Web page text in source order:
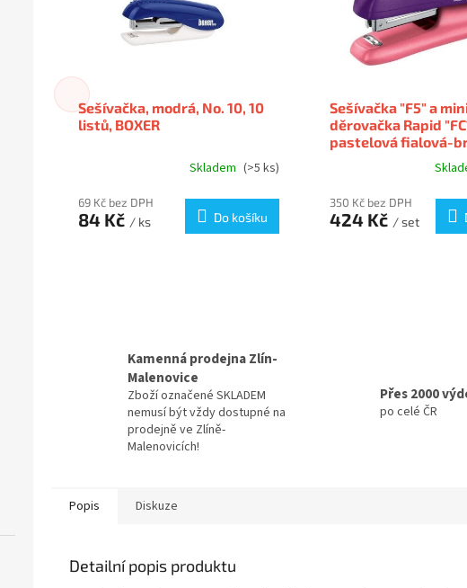
Sešívačka, modrá, No. 10, 10
listů, BOXER
Skladem (>5 ks)
69 Kč bez DPH
84 Kč / ks Do košíku
Sešívačka "F5" a
děrovačka Rapid
pastelová fialová-
350 Kč bez DPH
424 Kč / set
Kamenná prodejna Zlín-
Malenovice
Zboží označené SKLADEM
nemusí být vždy dostupné na
prodejně ve Zlíně-
Malenovicích!
Přes 2000
po celé ČR
Popis Diskuze
Detailní popis produktu